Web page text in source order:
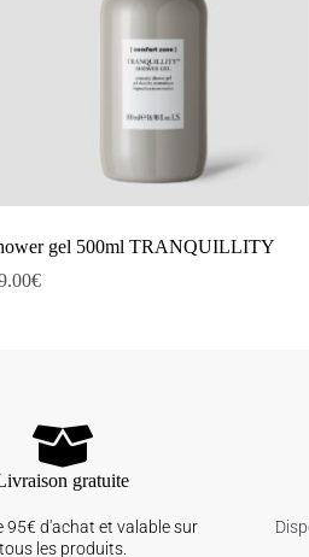
gel 500ml TRANQUILLITY
€
gratuite
95€ d'achat et valable sur
tous les produits.